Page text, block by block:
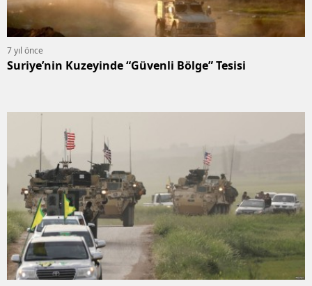
7 yıl önce
Suriye’nin Kuzeyinde “Güvenli Bölge” Tesisi